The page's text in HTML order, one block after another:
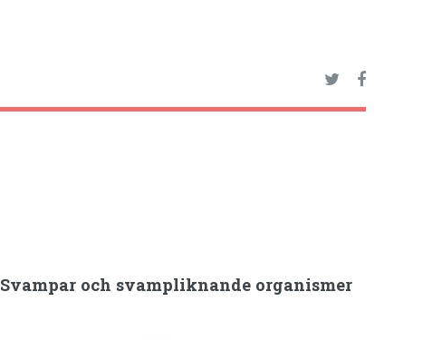
Svampar och svampliknande organismer